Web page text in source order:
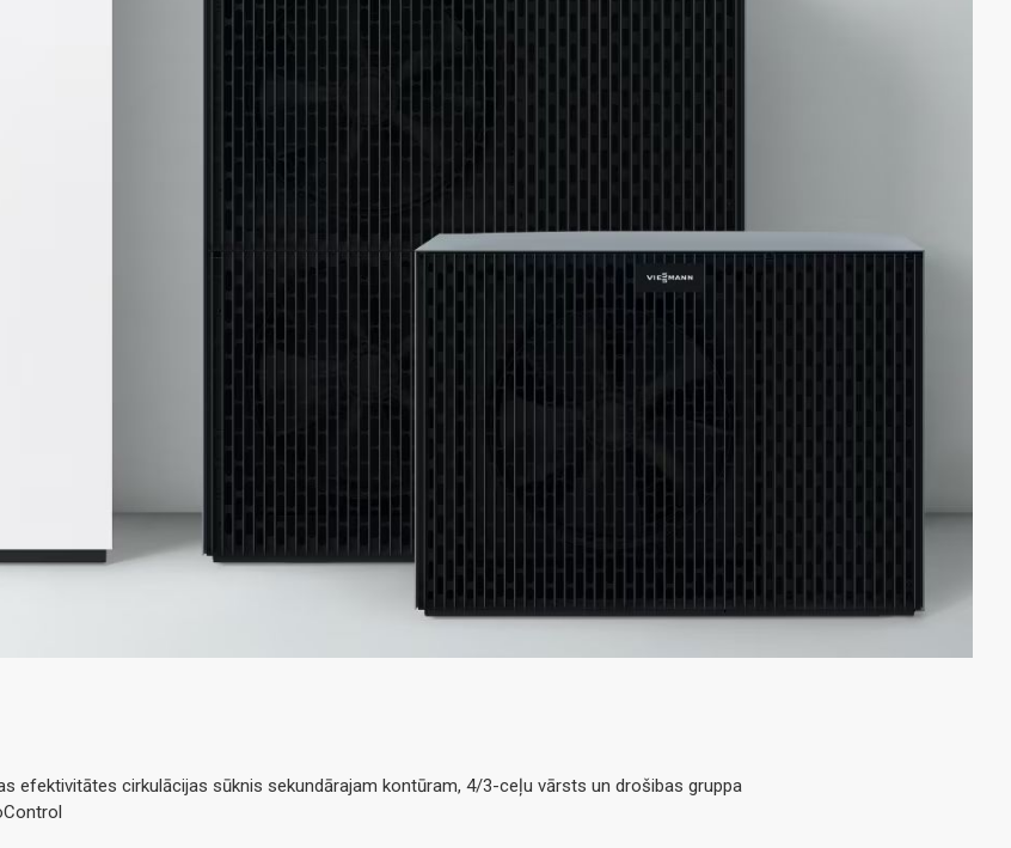
efektivitātes cirkulācijas sūknis sekundārajam kontūram, 4/3-ceļu vārsts un drošibas gruppa